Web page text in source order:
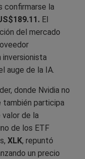
confirmarse la
El
del mercado
inversionista
auge de la IA.
donde Nvidia no
también participa
de la
de los ETF
XLK, repuntó
un precio